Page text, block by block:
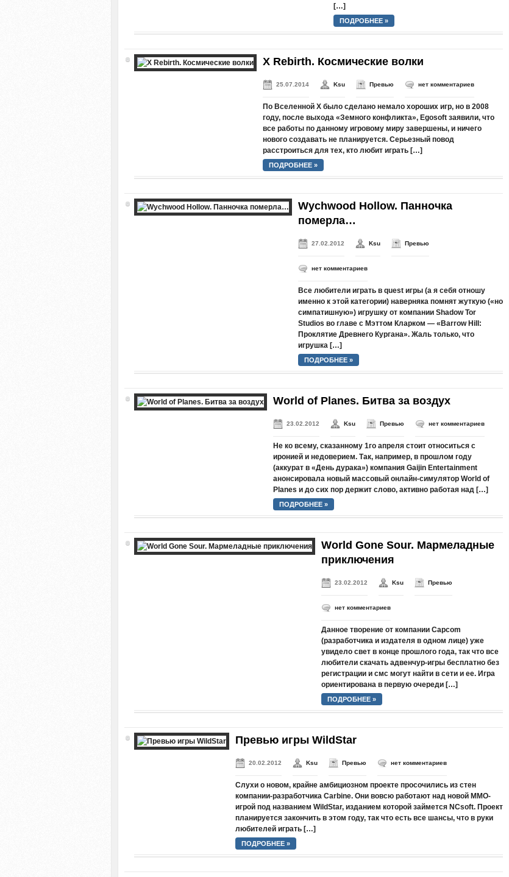
[…]
ПОДРОБНЕЕ »
X Rebirth. Космические волки
25.07.2014 Ksu Превью нет комментариев
По Вселенной Х было сделано немало хороших игр, но в 2008
году, после выхода «Земного конфликта», Egosoft заявили, что
все работы по данному игровому миру завершены, и ничего
нового создавать не планируется. Серьезный повод
расстроиться для тех, кто любит играть […]
ПОДРОБНЕЕ »
Wychwood Hollow. Панночка
померла…
27.02.2012 Ksu Превью
нет комментариев
Все любители играть в quest игры (а я себя отношу
именно к этой категории) наверняка помнят жуткую («но
симпатишную») игрушку от компании Shadow Tor
Studios во главе с Мэттом Кларком — «Barrow Hill:
Проклятие Древнего Кургана». Жаль только, что
игрушка […]
ПОДРОБНЕЕ »
World of Planes. Битва за воздух
23.02.2012 Ksu Превью нет комментариев
Не ко всему, сказанному 1го апреля стоит относиться с
иронией и недоверием. Так, например, в прошлом году
(аккурат в «День дурака») компания Gaijin Entertainment
анонсировала новый массовый онлайн-симулятор World of
Planes и до сих пор держит слово, активно работая над […]
ПОДРОБНЕЕ »
World Gone Sour. Мармеладные
приключения
23.02.2012 Ksu Превью
нет комментариев
Данное творение от компании Capcom
(разработчика и издателя в одном лице) уже
увидело свет в конце прошлого года, так что все
любители скачать адвенчур-игры бесплатно без
регистрации и смс могут найти в сети и ее. Игра
ориентирована в первую очереди […]
ПОДРОБНЕЕ »
Превью игры WildStar
20.02.2012 Ksu Превью нет комментариев
Слухи о новом, крайне амбициозном проекте просочились из стен
компании-разработчика Carbine. Они вовсю работают над новой ММО-
игрой под названием WildStar, изданием которой займется NCsoft. Проект
планируется закончить в этом году, так что есть все шансы, что в руки
любителей играть […]
ПОДРОБНЕЕ »